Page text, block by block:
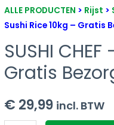
ALLE PRODUCTEN > Rijst >
Sushi Rice 10kg – Gratis
SUSHI
Gratis
€ 29,99 incl. BTW
SUSHI
CHEF
-
Sushi
Rice
-